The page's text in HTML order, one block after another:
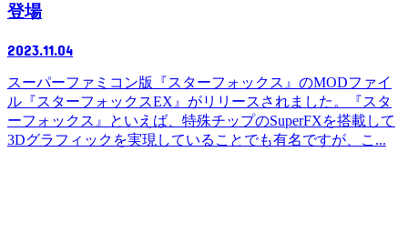
登場
2023.11.04
スーパーファミコン版『スターフォックス』のMODファイ
ル『スターフォックスEX』がリリースされました。『スタ
ーフォックス』といえば、特殊チップのSuperFXを搭載して
3Dグラフィックを実現していることでも有名ですが、こ...